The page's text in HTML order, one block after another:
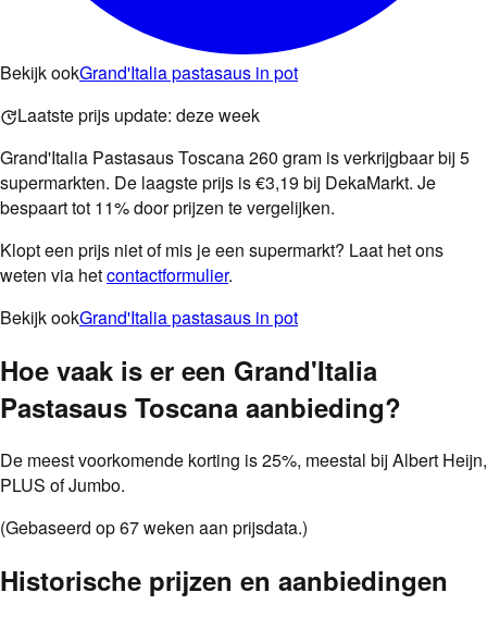
Bekijk ookGrand'Italia pastasaus in pot
Laatste prijs update: deze week
Grand'Italia Pastasaus Toscana 260 gram is verkrijgbaar bij 5
supermarkten. De laagste prijs is €3,19 bij DekaMarkt. Je
bespaart tot 11% door prijzen te vergelijken.
Klopt een prijs niet of mis je een supermarkt? Laat het ons
weten via hetcontactformulier.
Bekijk ookGrand'Italia pastasaus in pot
Hoe vaak is er een Grand'Italia
Pastasaus Toscana aanbieding?
De meest voorkomende korting is25%, meestal bijAlbert Heijn,
PLUS of Jumbo.
(Gebaseerd op67weken aan prijsdata.)
Historische prijzen en aanbiedingen